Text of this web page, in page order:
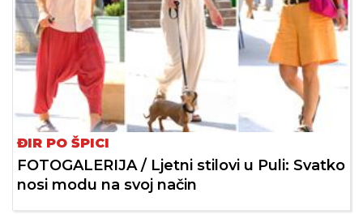
ĐIR PO ŠPICI
FOTOGALERIJA / Ljetni stilovi u Puli: Svatko
nosi modu na svoj način